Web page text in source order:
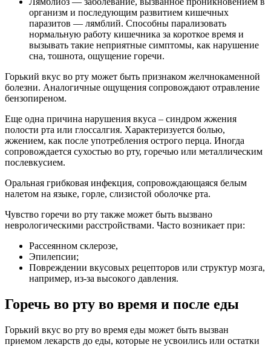
организм и последующим развитием кишечных
паразитов — лямблий. Способны парализовать
нормальную работу кишечника за короткое время и
вызывать такие неприятные симптомы, как нарушение
сна, тошнота, ощущение горечи.
Горький вкус во рту может быть признаком желчнокаменной
болезни. Аналогичные ощущения сопровождают отравление
бензопиреном.
Еще одна причина нарушения вкуса – синдром жжения
полости рта или глоссалгия. Характеризуется болью,
жжением, как после употребления острого перца. Иногда
сопровождается сухостью во рту, горечью или металлическим
послевкусием.
Оральная грибковая инфекция, сопровождающаяся белым
налетом на языке, горле, слизистой оболочке рта.
Чувство горечи во рту также может быть вызвано
неврологическими расстройствами. Часто возникает при:
Рассеянном склерозе,
Эпилепсии;
Повреждении вкусовых рецепторов или структур мозга,
например, из-за высокого давления.
Горечь во рту во время и после еды
Горький вкус во рту во время еды может быть вызван
приемом лекарств до еды, которые не усвоились или остатки